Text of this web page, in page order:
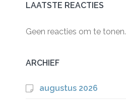
LAATSTE REACTIES
Geen reacties om te tonen.
ARCHIEF
augustus 2026